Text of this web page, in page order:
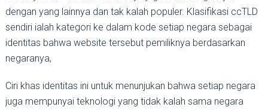
dengan yang lainnya dan tak kalah populer. Klasifikasi ccTLD
sendiri ialah kategori ke dalam kode setiap negara sebagai
identitas bahwa website tersebut pemiliknya berdasarkan
negaranya,
Ciri khas identitas ini untuk menunjukan bahwa setiap negara
juga mempunyai teknologi yang tidak kalah sama negara